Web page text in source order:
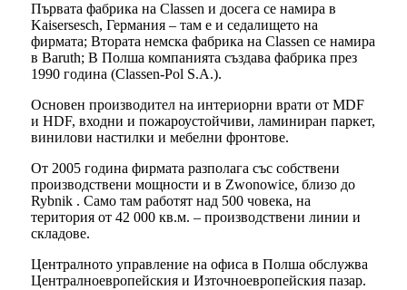
Първата фабрика на Classen и досега се намира в
Kaisersesch, Германия – там е и седалището на
фирмата; Втората немска фабрика на Classen се намира
в Baruth; В Полша компанията създава фабрика през
1990 година (Classen-Pol S.A.).
Основен производител на интериорни врати от MDF
и HDF, входни и пожароустойчиви, ламиниран паркет,
винилови настилки и мебелни фронтове.
От 2005 година фирмата разполага със собствени
производствени мощности и в Zwonowice, близо до
Rybnik . Само там работят над 500 човека, на
територия от 42 000 кв.м. – производствени линии и
складове.
Централното управление на офиса в Полша обслужва
Централноевропейския и Източноевропейския пазар.